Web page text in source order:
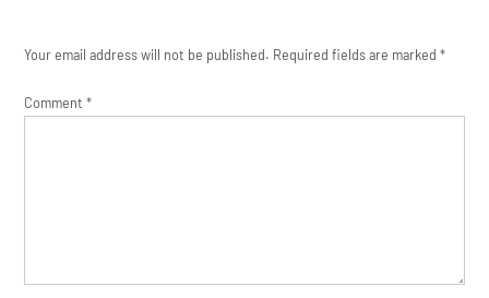
Your email address will not be published. Required fields are marked*
Comment*